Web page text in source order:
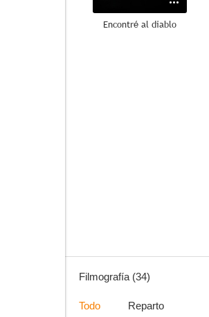
Encontré al diablo
Filmografía (34)
Todo Reparto